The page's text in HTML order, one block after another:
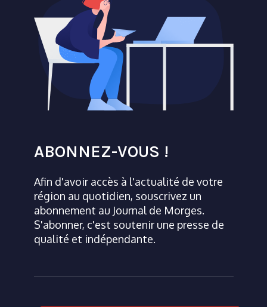
ABONNEZ-VOUS !
Afin d'avoir accès à l'actualité de votre
région au quotidien, souscrivez un
abonnement au Journal de Morges.
S'abonner, c'est soutenir une presse de
qualité et indépendante.